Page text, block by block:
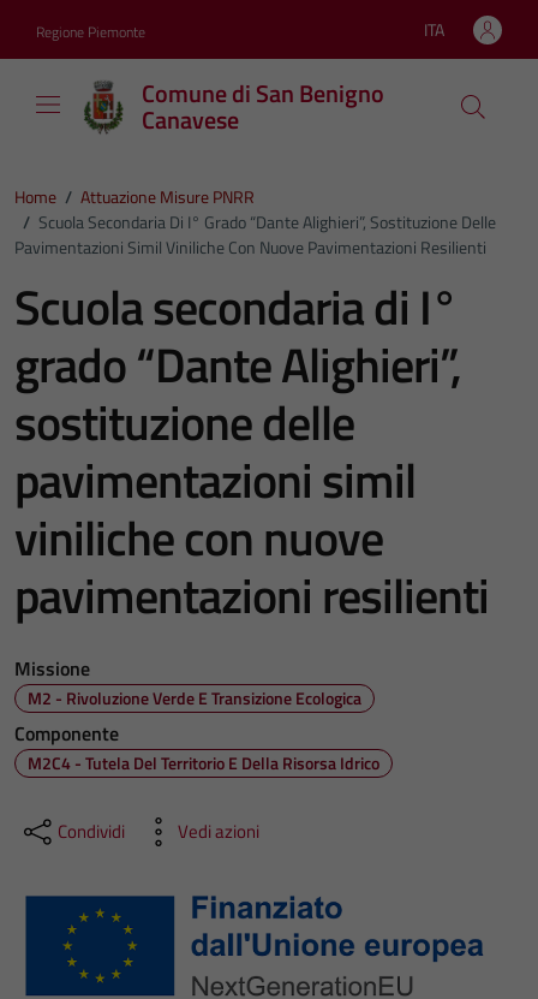
Regione Piemonte Lingua attiva:
ITA
Comune di San Benigno
Canavese
Home / Attuazione Misure PNRR
/ Scuola Secondaria Di I° Grado “Dante Alighieri”, Sostituzione Delle
Pavimentazioni Simil Viniliche Con Nuove Pavimentazioni Resilienti
Scuola secondaria di I°
grado “Dante Alighieri”,
sostituzione delle
pavimentazioni simil
viniliche con nuove
pavimentazioni resilienti
Missione
M2 - Rivoluzione Verde E Transizione Ecologica
Componente
M2C4 - Tutela Del Territorio E Della Risorsa Idrico
Condividi Vedi azioni